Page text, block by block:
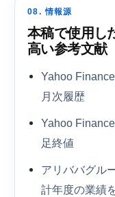
08. 情報源
本稿で使用し
高い参考文献
Yahoo
月次履歴
Yahoo
足終値
アリババグル
計年度の業績